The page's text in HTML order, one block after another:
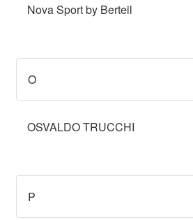
Nova Sport by Berteil
O
OSVALDO TRUCCHI
P